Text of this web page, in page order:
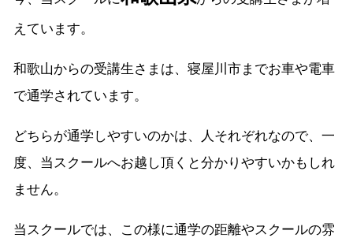
えています。
和歌山からの受講生さまは、寝屋川市までお車や電車
で通学されています。
どちらが通学しやすいのかは、人それぞれなので、一
度、当スクールへお越し頂くと分かりやすいかもしれ
ません。
当スクールでは、この様に通学の距離やスクールの雰